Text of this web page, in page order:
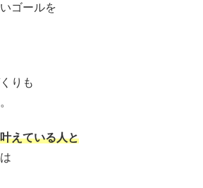
ゴールを
りも
えている人と
は